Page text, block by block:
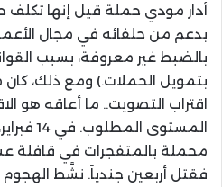
أدار مودي حملة قيل إنها تكلف
بدعم من حلفائه في مجال
بالضبط غير معروفة، بسبب
بتمويل الحملات.) ومع ذلك،
اقتراب التصويت.. ما أعاقه هو
المستوى
محملة بالمتفجرات في قافلة
فقتل أربعين جندياً. نشَّط